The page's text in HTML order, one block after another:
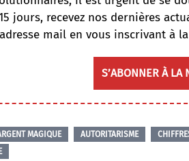
jours, recevez nos dernières
adresse mail en vous inscrivant à
S’ABONNER À LA
MAGIQUE AUTORITARISME